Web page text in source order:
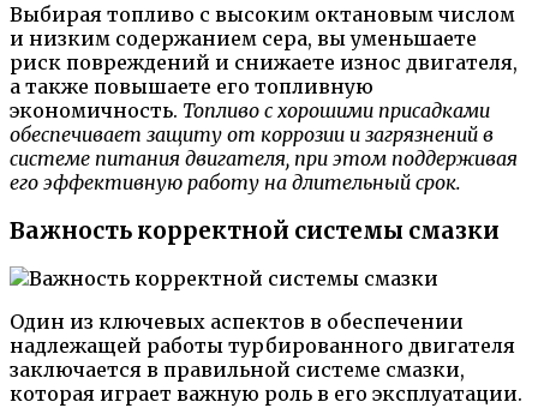
Выбирая топливо с высоким октановым числом
и низким содержанием сера, вы уменьшаете
риск повреждений и снижаете износ двигателя,
а также повышаете его топливную
экономичность. Топливо с хорошими присадками
обеспечивает защиту от коррозии и загрязнений в
системе питания двигателя, при этом поддерживая
его эффективную работу на длительный срок.
Важность корректной системы смазки
Один из ключевых аспектов в обеспечении
надлежащей работы турбированного двигателя
заключается в правильной системе смазки,
которая играет важную роль в его эксплуатации.